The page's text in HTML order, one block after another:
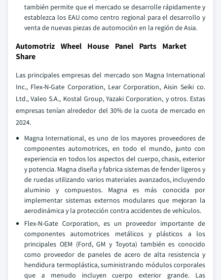
también permite que el mercado se desarrolle rápidamente y
establezca los EAU como centro regional para el desarrollo y
venta de nuevas piezas de automoción en la región de Asia.
Automotriz Wheel House Panel Parts Market
Share
Las principales empresas del mercado son Magna International
Inc., Flex-N-Gate Corporation, Lear Corporation, Aisin Seiki co.
Ltd., Valeo S.A., Kostal Group, Yazaki Corporation, y otros. Estas
empresas tenían alrededor del 30% de la cuota de mercado en
2024.
Magna International, es uno de los mayores proveedores de
componentes automotrices, en todo el mundo, junto con
experiencia en todos los aspectos del cuerpo, chasis, exterior
y potencia. Magna diseña y fabrica sistemas de fender ligeros y
de ruedas utilizando varios materiales avanzados, incluyendo
aluminio y compuestos. Magna es más conocida por
implementar sistemas externos modulares que mejoran la
aerodinámica y la protección contra accidentes de vehículos.
Flex-N-Gate Corporation, es un proveedor importante de
componentes automotrices metálicos y plásticos a los
principales OEM (Ford, GM y Toyota) también es conocido
como proveedor de paneles de acero de alta resistencia y
hendidura termoplástica, suministrando módulos corporales
que a menudo incluyen cuerpo exterior grande. Las